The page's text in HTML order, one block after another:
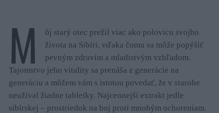
M
ôj starý otec prežil viac ako polovicu svojho
života na Sibíri, vďaka čomu sa môže popýšiť
pevným zdravím a mladistvým vzhľadom.
Tajomstvo jeho vitality sa prenáša z generácie na
generáciu a môžem vám s istotou povedať, že v starobe
neužíval žiadne tabletky. Najcennejší extrakt jedle
sibírskej – prostriedok na boj proti mnohým ochoreniam.